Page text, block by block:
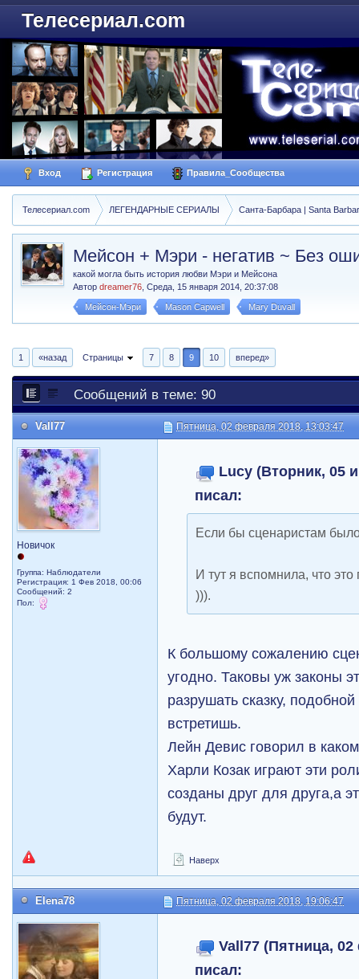
Телесериал.com
Вход Регистрация Правила_Сообщества
Телесериал.com ЛЕГЕНДАРНЫЕ СЕРИАЛЫ Санта-Барбара | Santa
Мейсон + Мэри - негатив ~ Без
какой могла быть история любви Мэри и Мейсона
Авторdreamer76 ,Среда, 15 января 2014, 20:37:08
Мейсон-Мэри Mason Capwell Mary Duvall
1 «назад Страницы 7 8 9 10 вперед»
Сообщений в теме: 90
Vall77 Пятница, 02 февраля 2018, 13:03:47
Новичок
Группа: Наблюдатели
Регистрация: 1 Фев 2018, 00:06
Сообщений: 2
Пол:
Lucy (Вторник, 05
писал:
Если бы сценаристам
И тут я вспомнила, что
))).
К большому сожалению
угодно. Таковы уж законы
разрушать сказку,
встретишь.
Лейн Девис говорил в
Харли Козак играют эти
созданы друг для друга,а
будут.
Наверх
Elena78 Пятница, 02 февраля 2018, 19:06:47
Vall77 (Пятница,
писал: